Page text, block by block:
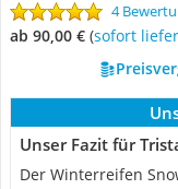
4
ab 90,00 € ( Sofort
Unser Fazit für
Der Winterreifen